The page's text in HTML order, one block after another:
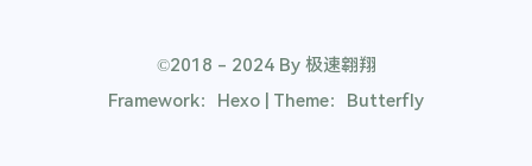
©2018 - 2024 By 极速翱翔
Framework：Hexo | Theme：Butterfly